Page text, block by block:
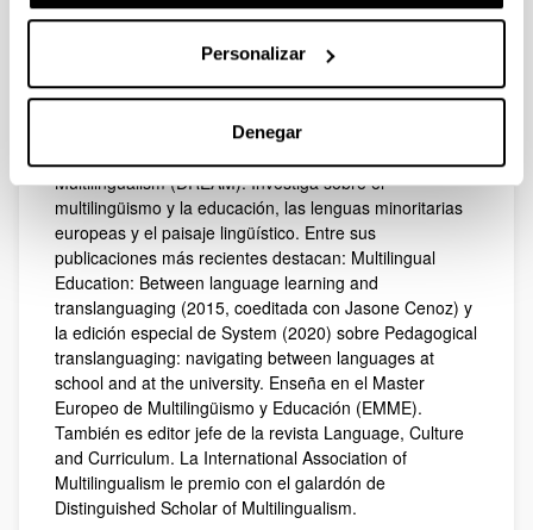
Personalizar
Denegar
Biografía
Durk Gorter es un investigador profesor Ikerbasque de
la Universidad del País Vasco UPV/EHU. Es el
investigador principal del grupo de investigación
Multilingualism (DREAM). Investiga sobre el
multilingüismo y la educación, las lenguas minoritarias
europeas y el paisaje lingüístico. Entre sus
publicaciones más recientes destacan: Multilingual
Education: Between language learning and
translanguaging (2015, coeditada con Jasone Cenoz) y
la edición especial de System (2020) sobre Pedagogical
translanguaging: navigating between languages at
school and at the university. Enseña en el Master
Europeo de Multilingüismo y Educación (EMME).
También es editor jefe de la revista Language, Culture
and Curriculum. La International Association of
Multilingualism le premio con el galardón de
Distinguished Scholar of Multilingualism.